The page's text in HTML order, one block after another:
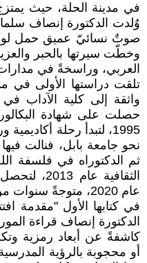
في مدينة الحلة، حيث
صوتٌ نسائيّ عميق حمل لواء
وخطّت سيرتها بالحبر
العربي، وراسخةً في
تلقت دراستها الأولى في
واثقة إلى كلية الآداب
حصلت على شهادة
1995، لتبدأ رحلة
ثم الدكتوراه في فلسفة
الثقافية
عام 2020، متوجةً سنوات من الجهد والنبوغ.
في كتابها الأول "مقدمة
الدكتورة إنصاف قراءة
كاشفةً عن أبعاد رمزية
أو محجوبة بالرؤية